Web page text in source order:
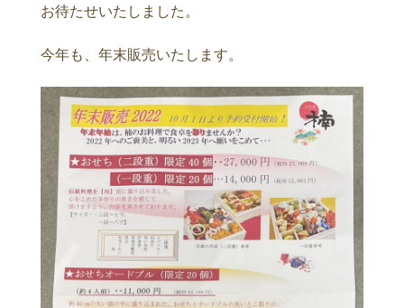
お待たせいたしました。
今年も、年末販売いたします。